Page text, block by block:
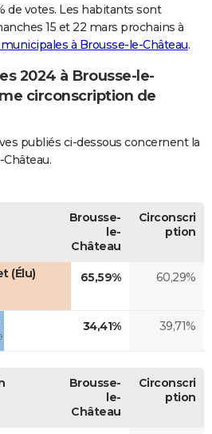
de votes. Les habitants sont
15 et 22 mars prochains à
à Brousse-le-Château.
2024 à Brousse-le-
circonscription de
publiés ci-dessous concernent la
Brousse-
le-
Château
Circonscri
ption
(Élu) 65,59% 60,29%
34,41% 39,71%
Brousse-
le-
Château
Circonscri
ption